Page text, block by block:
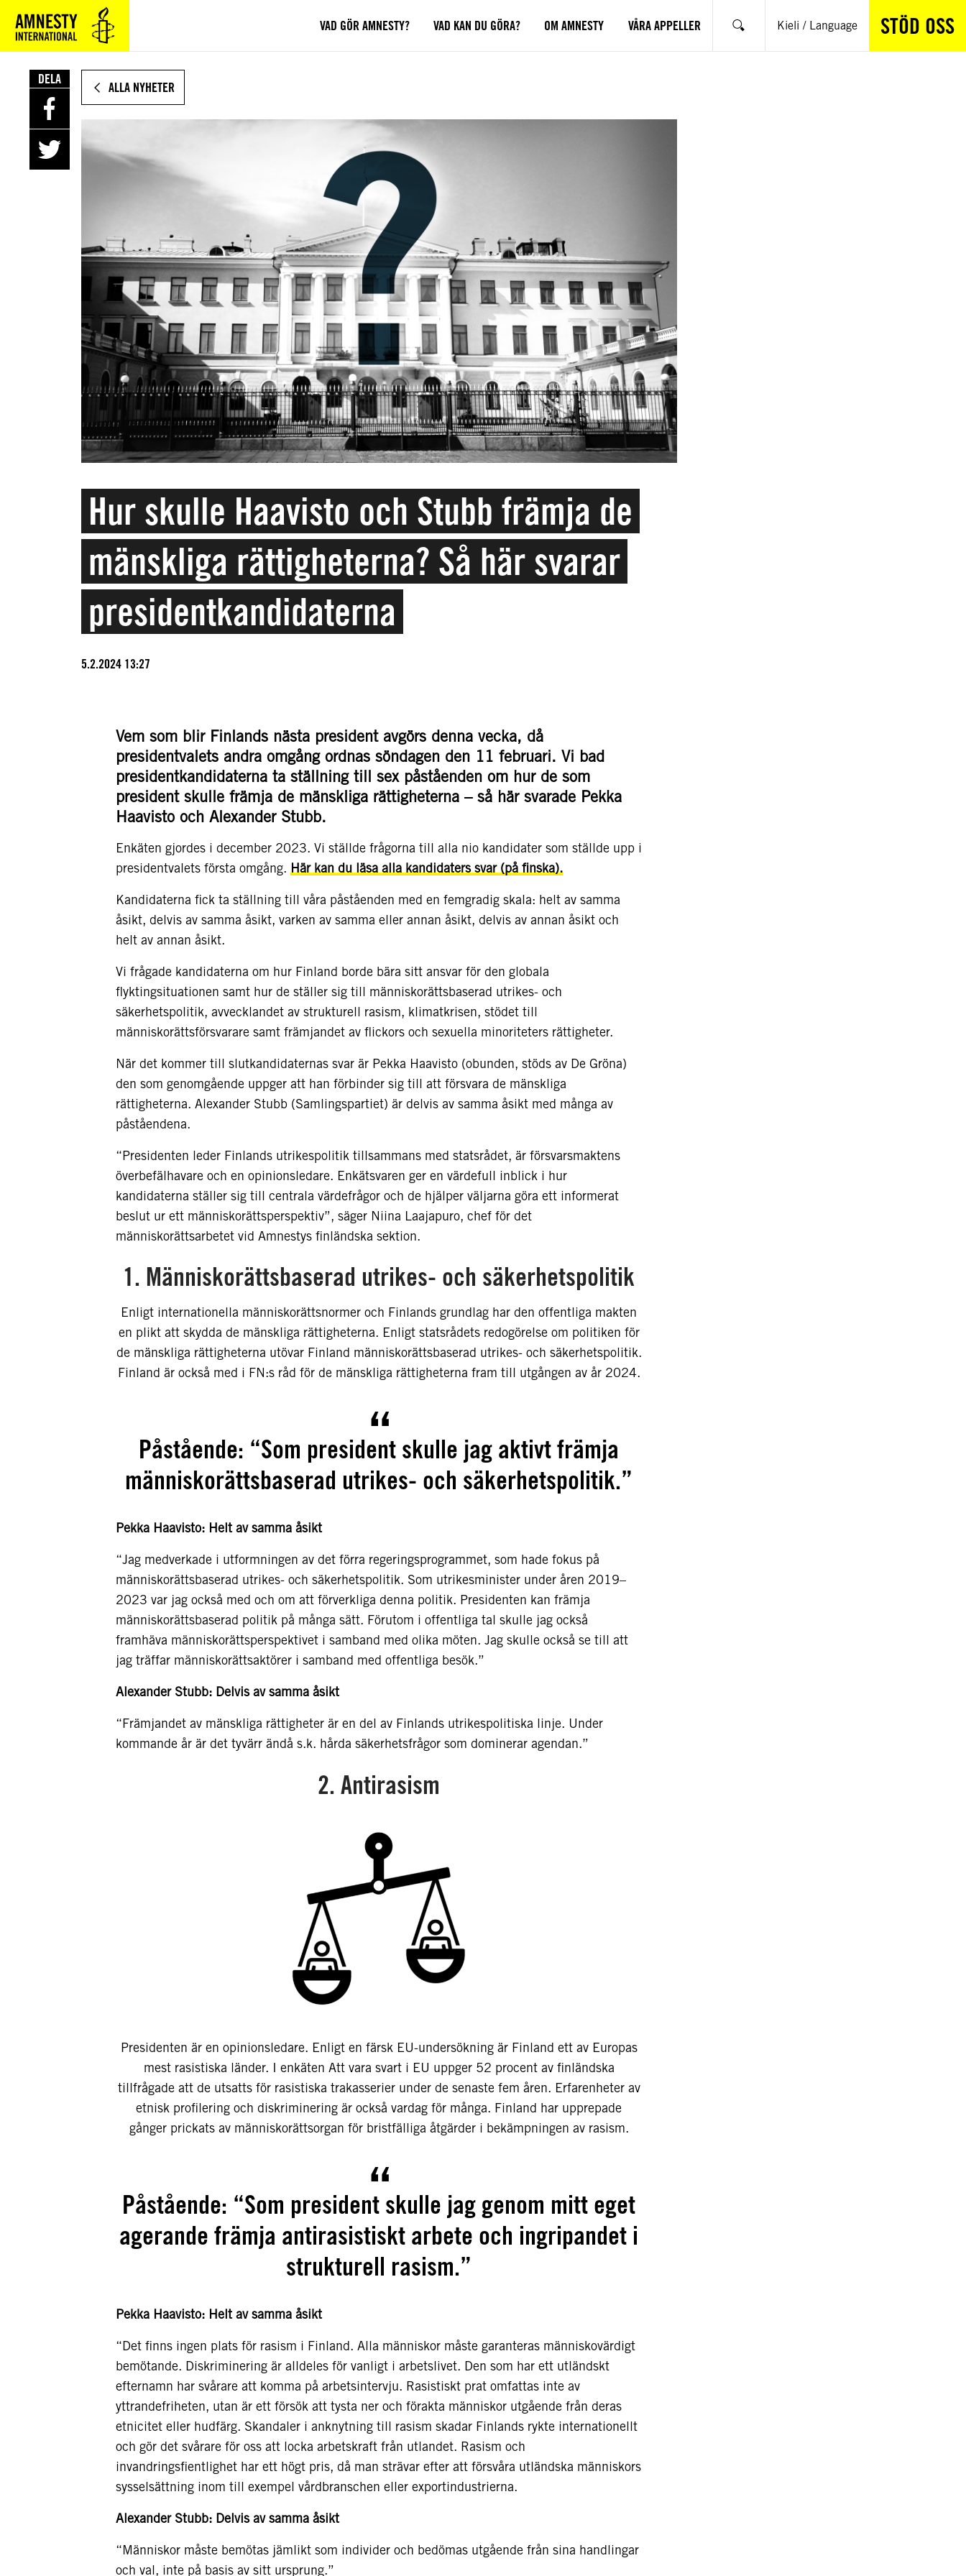
HUVUDINNEHÅLL
VAD GÖR AMNESTY? VAD KAN DU GÖRA? OM AMNESTY VÅRA APPELLER Sök Kieli / Language STÖD OSS
ALLA NYHETER
Hur skulle Haavisto och Stubb främja de
mänskliga rättigheterna? Så här svarar
presidentkandidaterna
5.2.2024 13:27
Vem som blir Finlands nästa president avgörs denna vecka, då
presidentvalets andra omgång ordnas söndagen den 11 februari. Vi bad
presidentkandidaterna ta ställning till sex påståenden om hur de som
president skulle främja de mänskliga rättigheterna – så här svarade Pekka
Haavisto och Alexander Stubb.
Enkäten gjordes i december 2023. Vi ställde frågorna till alla nio kandidater som ställde upp i
presidentvalets första omgång. Här kan du läsa alla kandidaters svar (på finska).
Kandidaterna fick ta ställning till våra påståenden med en femgradig skala: helt av samma
åsikt, delvis av samma åsikt, varken av samma eller annan åsikt, delvis av annan åsikt och
helt av annan åsikt.
Vi frågade kandidaterna om hur Finland borde bära sitt ansvar för den globala
flyktingsituationen samt hur de ställer sig till människorättsbaserad utrikes- och
säkerhetspolitik, avvecklandet av strukturell rasism, klimatkrisen, stödet till
människorättsförsvarare samt främjandet av flickors och sexuella minoriteters rättigheter.
När det kommer till slutkandidaternas svar är Pekka Haavisto (obunden, stöds av De Gröna)
den som genomgående uppger att han förbinder sig till att försvara de mänskliga
rättigheterna. Alexander Stubb (Samlingspartiet) är delvis av samma åsikt med många av
påståendena.
“Presidenten leder Finlands utrikespolitik tillsammans med statsrådet, är försvarsmaktens
överbefälhavare och en opinionsledare. Enkätsvaren ger en värdefull inblick i hur
kandidaterna ställer sig till centrala värdefrågor och de hjälper väljarna göra ett informerat
beslut ur ett människorättsperspektiv”, säger Niina Laajapuro, chef för det
människorättsarbetet vid Amnestys finländska sektion.
1. Människorättsbaserad utrikes- och säkerhetspolitik
Enligt internationella människorättsnormer och Finlands grundlag har den offentliga makten
en plikt att skydda de mänskliga rättigheterna. Enligt statsrådets redogörelse om politiken för
de mänskliga rättigheterna utövar Finland människorättsbaserad utrikes- och säkerhetspolitik.
Finland är också med i FN:s råd för de mänskliga rättigheterna fram till utgången av år 2024.
Påstående: “Som president skulle jag aktivt främja
människorättsbaserad utrikes- och säkerhetspolitik.”
Pekka Haavisto: Helt av samma åsikt
“Jag medverkade i utformningen av det förra regeringsprogrammet, som hade fokus på
människorättsbaserad utrikes- och säkerhetspolitik. Som utrikesminister under åren 2019–
2023 var jag också med och om att förverkliga denna politik. Presidenten kan främja
människorättsbaserad politik på många sätt. Förutom i offentliga tal skulle jag också
framhäva människorättsperspektivet i samband med olika möten. Jag skulle också se till att
jag träffar människorättsaktörer i samband med offentliga besök.”
Alexander Stubb: Delvis av samma åsikt
“Främjandet av mänskliga rättigheter är en del av Finlands utrikespolitiska linje. Under
kommande år är det tyvärr ändå s.k. hårda säkerhetsfrågor som dominerar agendan.”
2. Antirasism
Presidenten är en opinionsledare. Enligt en färsk EU-undersökning är Finland ett av Europas
mest rasistiska länder. I enkäten Att vara svart i EU uppger 52 procent av finländska
tillfrågade att de utsatts för rasistiska trakasserier under de senaste fem åren. Erfarenheter av
etnisk profilering och diskriminering är också vardag för många. Finland har upprepade
gånger prickats av människorättsorgan för bristfälliga åtgärder i bekämpningen av rasism.
Påstående: “Som president skulle jag genom mitt eget
agerande främja antirasistiskt arbete och ingripandet i
strukturell rasism.”
Pekka Haavisto: Helt av samma åsikt
“Det finns ingen plats för rasism i Finland. Alla människor måste garanteras människovärdigt
bemötande. Diskriminering är alldeles för vanligt i arbetslivet. Den som har ett utländskt
efternamn har svårare att komma på arbetsintervju. Rasistiskt prat omfattas inte av
yttrandefriheten, utan är ett försök att tysta ner och förakta människor utgående från deras
etnicitet eller hudfärg. Skandaler i anknytning till rasism skadar Finlands rykte internationellt
och gör det svårare för oss att locka arbetskraft från utlandet. Rasism och
invandringsfientlighet har ett högt pris, då man strävar efter att försvåra utländska människors
sysselsättning inom till exempel vårdbranschen eller exportindustrierna.
Alexander Stubb: Delvis av samma åsikt
“Människor måste bemötas jämlikt som individer och bedömas utgående från sina handlingar
och val, inte på basis av sitt ursprung.”
DELA